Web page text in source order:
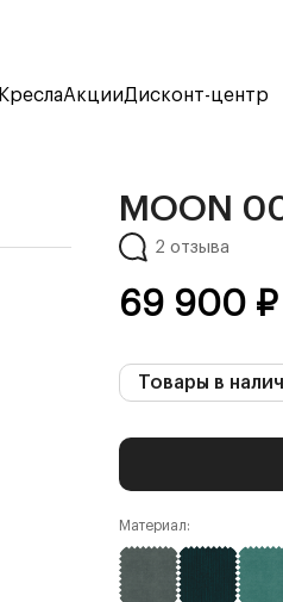
КреслаАкцииДисконт-центр
MOON
2 отзыва
69 900 ₽
Товары в
Материал: